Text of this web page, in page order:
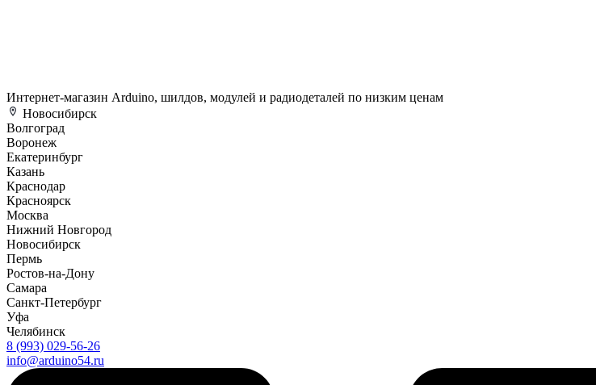
Интернет-магазин Arduino, шилдов, модулей и радиодеталей по низким ценам
Новосибирск
Волгоград
Воронеж
Екатеринбург
Казань
Краснодар
Красноярск
Москва
Нижний Новгород
Новосибирск
Пермь
Ростов-на-Дону
Самара
Санкт-Петербург
Уфа
Челябинск
8 (993) 029-56-26
info@arduino54.ru